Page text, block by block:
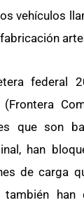
vehículos
federal
(Frontera
que son
han
de carga
también han